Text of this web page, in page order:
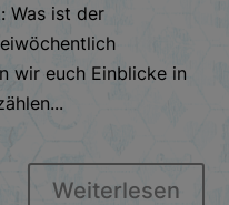
Was ist der
wir euch Einblicke in
Weiterlesen